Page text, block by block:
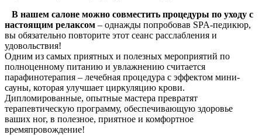
В нашем салоне можно совместить процедуры по уходу с
настоящим релаксом – однажды попробовав SPA-педикюр,
вы обязательно повторите этот сеанс расслабления и
удовольствия!
Одним из самых приятных и полезных мероприятий по
полноценному питанию и увлажнению считается
парафинотерапия – лечебная процедура с эффектом мини-
сауны, которая улучшает циркуляцию крови.
Дипломированные, опытные мастера превратят
терапевтическую программу, обеспечивающую здоровье
ваших ног, в полезное, приятное и комфортное
времяпровождение!